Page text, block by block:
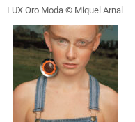
LUX Oro Moda © Miquel Arnal